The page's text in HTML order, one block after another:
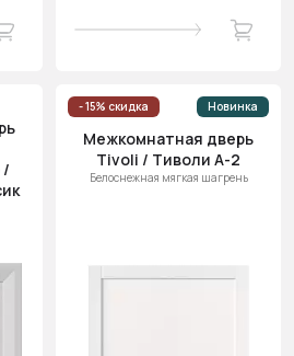
/
- 15% скидка Новинка
Межкомнатная дверь
Tivoli / Тиволи А-2
Белоснежная мягкая шагрень